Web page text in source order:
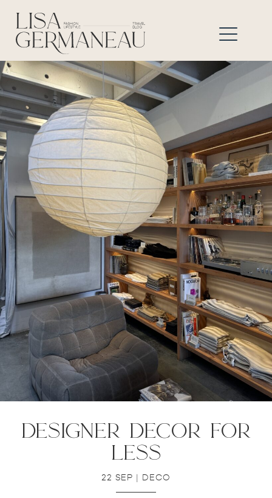
designer decor for
less
22 SEP | DECO